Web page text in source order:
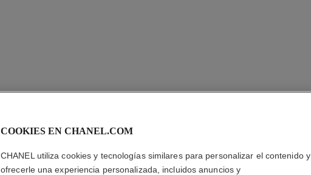
LE TONIQUE
COOKIES EN CHANEL.COM
CHANEL utiliza cookies y tecnologías similares para personalizar el contenido y
ofrecerle una experiencia personalizada, incluidos anuncios y